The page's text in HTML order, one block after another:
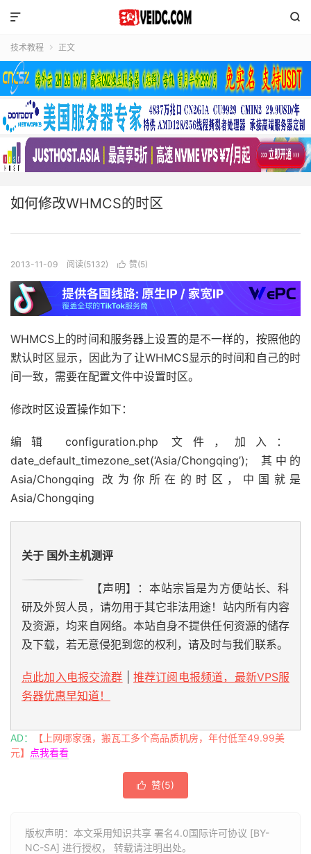


技术教程  正文
如何修改WHMCS的时区
2013-11-09 阅读(5132)  赞(5)
WHMCS上的时间和服务器上设置的是不一样的，按照他的
默认时区显示，因此为了让WHMCS显示的时间和自己的时
间一致，需要在配置文件中设置时区。
修改时区设置操作如下：
编辑 configuration.php 文件，加入：
date_default_timezone_set(‘Asia/Chongqing’); 其中的
Asia/Chongqing 改为你所在的时区，中国就是
Asia/Chongqing
关于 国外主机测评
【声明】：本站宗旨是为方便站长、科
研及外贸人员，请勿用于其它非法用途！站内所有内容
及资源，均来自网络。本站自身不提供任何资源的储存
及下载，若无意侵犯到您的权利，请及时与我们联系。
点此加入电报交流群
推荐订阅电报频道，最新VPS服
务器优惠早知道！
AD：
【上网哪家强，搬瓦工多个高品质机房，年付低至49.99美
元】
点我看看
 赞(5)
版权声明：本文采用知识共享 署名4.0国际许可协议 [BY-
NC-SA] 进行授权， 转载请注明出处。